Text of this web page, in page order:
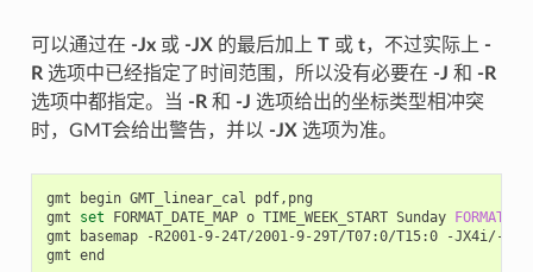
可以通过在 -Jx或 -JX 的最后加上 T或 t，不过实际上 -
R选项中已经指定了时间范围，所以没有必要在 -J 和 -R
选项中都指定。当 -R和 -J 选项给出的坐标类型相冲突
时，GMT会给出警告，并以 -JX 选项为准。
gmt begin GMT_linear_cal pdf,png
gmt set FORMAT_DATE_MAP o TIME_WEEK_START Sunday
gmt basemap -R2001-9-24T/2001-9-29T/T07:0/T15:0 -JX4i/-2i